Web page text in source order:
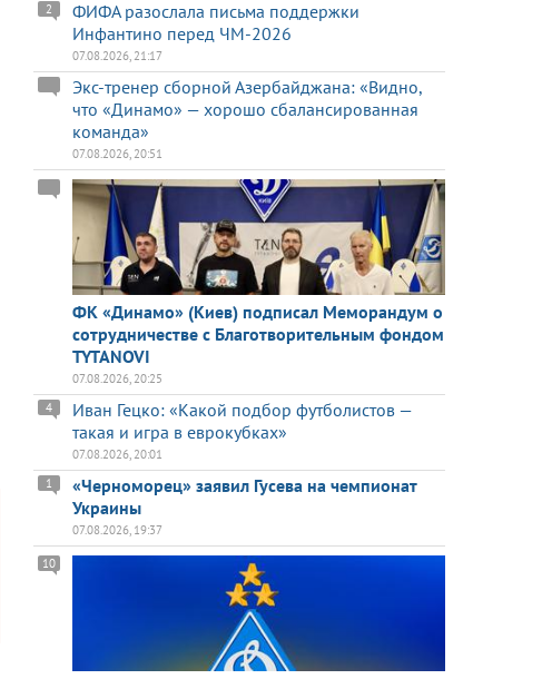
ФИФА разослала письма поддержки
Инфантино перед ЧМ-2026
2
07.08.2026, 21:17
Экс-тренер сборной Азербайджана: «Видно,
что «Динамо» — хорошо сбалансированная
команда»
07.08.2026, 20:51
ФК «Динамо» (Киев) подписал Меморандум о
сотрудничестве с Благотворительным фондом
TYTANOVI
07.08.2026, 20:25
Иван Гецко: «Какой подбор футболистов —
такая и игра в еврокубках»
4
07.08.2026, 20:01
«Черноморец» заявил Гусева на чемпионат
Украины
1
07.08.2026, 19:37
10